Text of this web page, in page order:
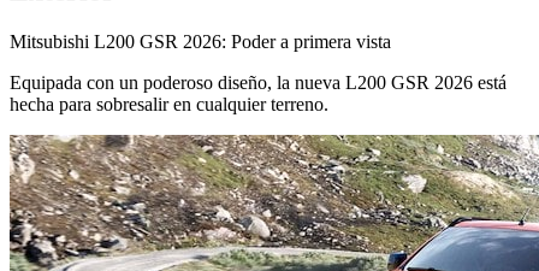
Mitsubishi L200 GSR 2026: Poder a primera vista
Equipada con un poderoso diseño, la nueva L200 GSR 2026 está
hecha para sobresalir en cualquier terreno.